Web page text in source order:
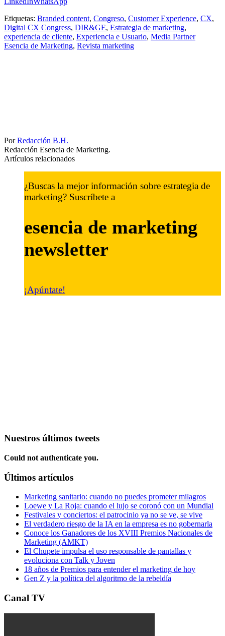
Etiquetas: Branded content, Congreso, Customer Experience, CX,
Digital CX Congress, DIR&GE, Estrategia de marketing,
experiencia de cliente, Experiencia e Usuario, Media Partner
Esencia de Marketing, Revista marketing
PorRedacción B.H.
Redacción Esencia de Marketing.
Artículos relacionados
¿Buscas la mejor información sobre estrategia de
marketing? Suscríbete a
esencia de marketing
newsletter
¡Apúntate!
Nuestros últimos tweets
Could not authenticate you.
Últimos artículos
Marketing sanitario: cuando no puedes prometer milagros
Loewe y La Roja: cuando el lujo se coronó con un Mundial
Festivales y conciertos: el patrocinio ya no se ve, se vive
El verdadero riesgo de la IA en la empresa es no gobernarla
Conoce los Ganadores de los XVIII Premios Nacionales de
Marketing (AMKT)
El Chupete impulsa el uso responsable de pantallas y
evoluciona con Talk y Joven
18 años de Premios para entender el marketing de hoy
Gen Z y la política del algoritmo de la rebeldía
Canal TV